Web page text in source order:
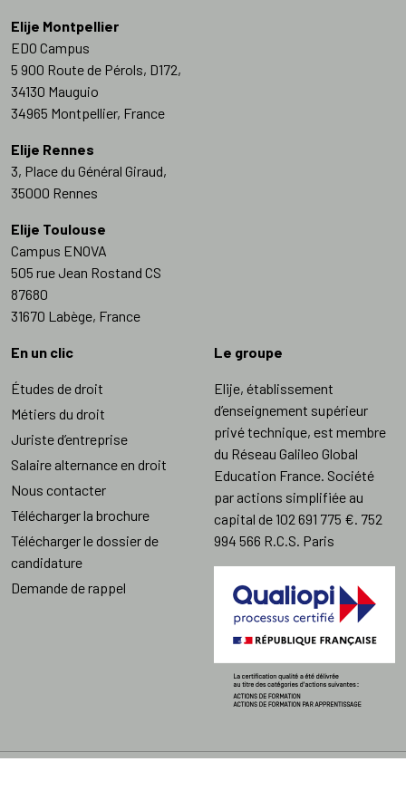
Elije Montpellier
EDO Campus
5 900 Route de Pérols, D172,
34130 Mauguio
34965 Montpellier, France
Elije Rennes
3, Place du Général Giraud,
35000 Rennes
Elije Toulouse
Campus ENOVA
505 rue Jean Rostand CS
87680
31670 Labège, France
En un clic
Études de droit
Métiers du droit
Juriste d’entreprise
Salaire alternance en droit
Nous contacter
Télécharger la brochure
Télécharger le dossier de
candidature
Demande de rappel
Le groupe
Elije, établissement
d’enseignement supérieur
privé technique, est membre
du Réseau Galileo Global
Education France. Société
par actions simplifiée au
capital de 102 691 775 €. 752
994 566 R.C.S. Paris